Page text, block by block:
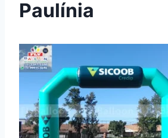
Paulínia